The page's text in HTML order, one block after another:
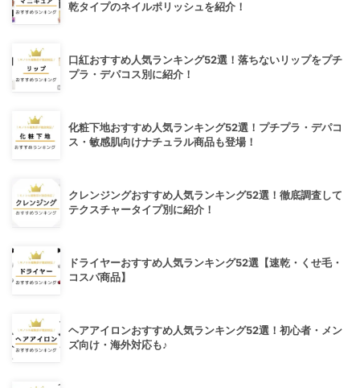
乾タイプのネイルポリッシュを紹介！
口紅おすすめ人気ランキング52選！落ちないリップをプチ
プラ・デパコス別に紹介！
化粧下地おすすめ人気ランキング52選！プチプラ・デパコ
ス・敏感肌向けナチュラル商品も登場！
クレンジングおすすめ人気ランキング52選！徹底調査して
テクスチャータイプ別に紹介！
ドライヤーおすすめ人気ランキング52選【速乾・くせ毛・
コスパ商品】
ヘアアイロンおすすめ人気ランキング52選！初心者・メン
ズ向け・海外対応も♪